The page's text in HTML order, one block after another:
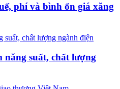
phí và bình ổn giá xăng
suất, chất lượng